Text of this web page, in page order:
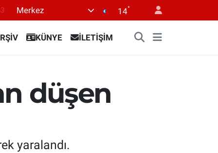
Merkez 14°
KÜNYE İLETİŞİM
düşen
yaralandı.